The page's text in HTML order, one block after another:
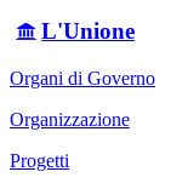
L'Unione
Organi di Governo
Organizzazione
Progetti